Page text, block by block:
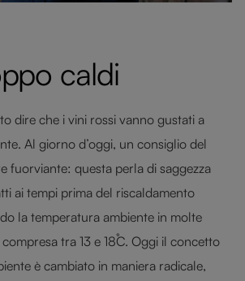
caldi
dire che i vini rossi vanno gustati a
Al giorno d’oggi, un consiglio del
fuorviante: questa perla di saggezza
ai tempi prima del riscaldamento
la temperatura ambiente in molte
tra 13 e 18˚C. Oggi il concetto
è cambiato in maniera radicale,